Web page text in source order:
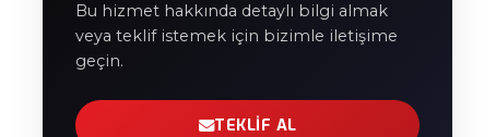
Bu hizmet hakkında detaylı bilgi almak
veya teklif istemek için bizimle iletişime
geçin.
TEKLIF AL